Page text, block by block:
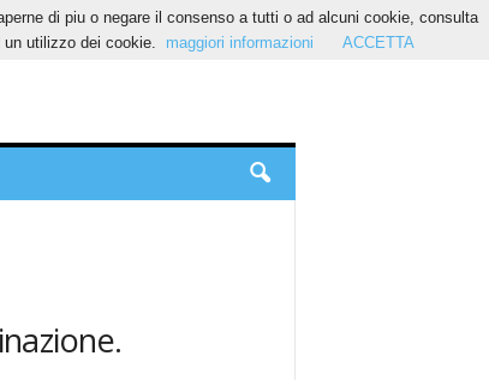
di piu o negare il consenso a tutti o ad alcuni cookie, consulta
un utilizzo dei cookie.
maggiori informazioni ACCETTA